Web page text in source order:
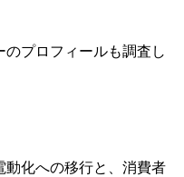
プロフィールも調査し
動化への移行と、消費者